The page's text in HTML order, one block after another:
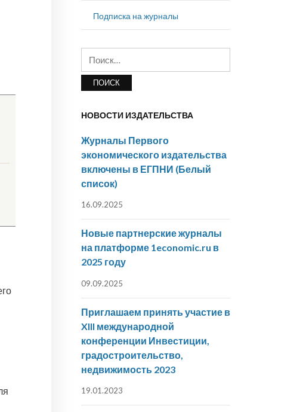
Подписка на журналы
НОВОСТИ ИЗДАТЕЛЬСТВА
Журналы Первого
экономического издательства
включены в ЕГПНИ (Белый
список)
16.09.2025
Новые партнерские журналы
на платформе 1economic.ru в
2025 году
09.09.2025
Приглашаем принять участие в
XIII международной
конференции Инвестиции,
градостроительство,
недвижимость 2023
19.01.2023